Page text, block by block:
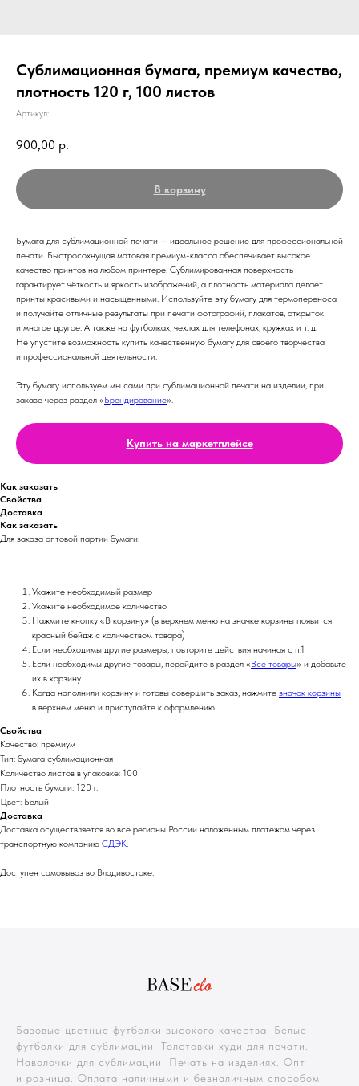
Сублимационная бумага, премиум качество,
плотность 120 г, 100 листов
Артикул:
900,00 р.
В корзину
Бумага для сублимационной печати — идеальное решение для профессиональной
печати. Быстросохнущая матовая премиум-класса обеспечивает высокое
качество принтов на любом принтере. Сублимированная поверхность
гарантирует чёткость и яркость изображений, а плотность материала делает
принты красивыми и насыщенными. Используйте эту бумагу для термопереноса
и получайте отличные результаты при печати фотографий, плакатов, открыток
и многое другое. А также на футболках, чехлах для телефонах, кружках и т. д.
Не упустите возможность купить качественную бумагу для своего творчества
и профессиональной деятельности.
Эту бумагу используем мы сами при сублимационной печати на изделии, при
заказе через раздел «Брендирование».
Купить на маркетплейсе
Как заказать
Свойства
Доставка
Как заказать
Для заказа оптовой партии бумаги:
Укажите необходимый размер
Укажите необходимое количество
Нажмите кнопку «В корзину» (в верхнем меню на значке корзины появится
красный бейдж с количеством товара)
Если необходимы другие размеры, повторите действия начиная с п.1
Если необходимы другие товары, перейдите в раздел «Все товары» и добавьте
их в корзину
Когда наполнили корзину и готовы совершить заказ, нажмите значок корзины
в верхнем меню и приступайте к оформлению
Свойства
Качество: премиум
Тип: бумага сублимационная
Количество листов в упаковке: 100
Плотность бумаги: 120 г.
Цвет: Белый
Доставка
Доставка осуществляется во все регионы России наложенным платежом через
транспортную компанию СДЭК.
Доступен самовывоз во Владивостоке.
Базовые цветные футболки высокого качества. Белые
футболки для сублимации. Толстовки худи для печати.
Наволочки для сублимации. Печать на изделиях. Опт
и розница. Оплата наличными и безналичным способом.